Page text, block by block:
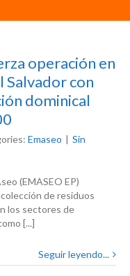
operación en
Salvador con
dominical
Emaseo | Sin
(EMASEO EP)
de residuos
los sectores de
[...]
Seguir leyendo...